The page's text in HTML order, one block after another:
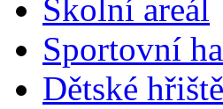
Školní areál
Sportovní
Dětské hřiště